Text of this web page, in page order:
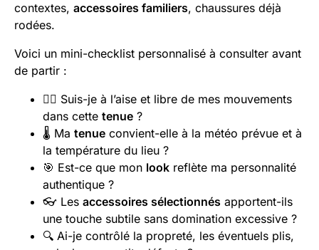
contextes, accessoires familiers, chaussures déjà
rodées.
Voici un mini-checklist personnalisé à consulter avant
de partir :
🧘‍♂️ Suis-je à l’aise et libre de mes mouvements
dans cette tenue ?
🌡️ Ma tenue convient-elle à la météo prévue et à
la température du lieu ?
🎯 Est-ce que mon look reflète ma personnalité
authentique ?
👓 Les accessoires sélectionnés apportent-ils
une touche subtile sans domination excessive ?
🔍 Ai-je contrôlé la propreté, les éventuels plis,